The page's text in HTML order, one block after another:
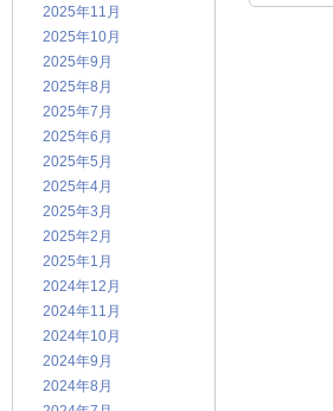
2025年11月
2025年10月
2025年9月
2025年8月
2025年7月
2025年6月
2025年5月
2025年4月
2025年3月
2025年2月
2025年1月
2024年12月
2024年11月
2024年10月
2024年9月
2024年8月